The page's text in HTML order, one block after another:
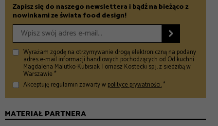
Zapisz się do naszego newslettera i bądź na bieżąco z
nowinkami ze świata food design!

Wyrażam zgodę na otrzymywanie drogą elektroniczną na podany
adres e-mail informacji handlowych pochodzących od Od kuchni
Magdalena Malutko-Kubisiak Tomasz Kostecki sp.j. z siedzibą w
Warszawie *
Akceptuję regulamin zawarty wpolityce prywatności.*
MATERIAŁ PARTNERA